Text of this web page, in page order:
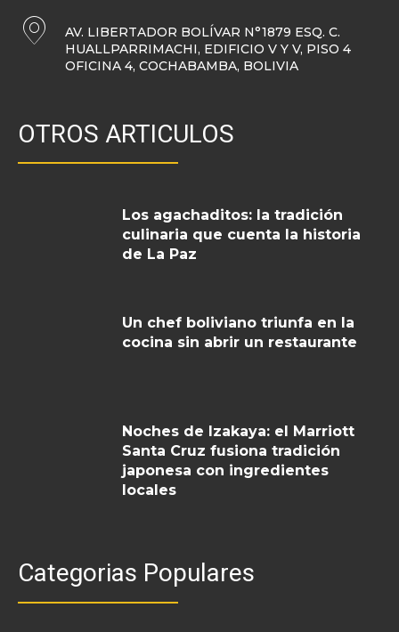
AV. LIBERTADOR BOLÍVAR N°1879 ESQ. C.
HUALLPARRIMACHI, EDIFICIO V Y V, PISO 4
OFICINA 4, COCHABAMBA, BOLIVIA
OTROS ARTICULOS
Los agachaditos: la tradición
culinaria que cuenta la historia
de La Paz
Un chef boliviano triunfa en la
cocina sin abrir un restaurante
Noches de Izakaya: el Marriott
Santa Cruz fusiona tradición
japonesa con ingredientes
locales
Categorias Populares